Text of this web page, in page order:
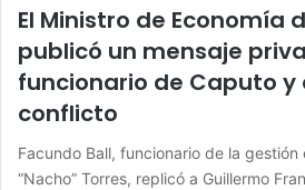
El Ministro de Economía
publicó un mensaje
funcionario de Caputo y
conflicto
Facundo Ball, funcionario de la
“Nacho” Torres, replicó a Guillermo